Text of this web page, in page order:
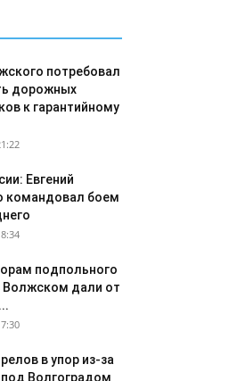
потребовал
дорожных
к гарантийному
Евгений
командовал боем
подпольного
Волжском дали от
в упор из-за
под Волгоградом